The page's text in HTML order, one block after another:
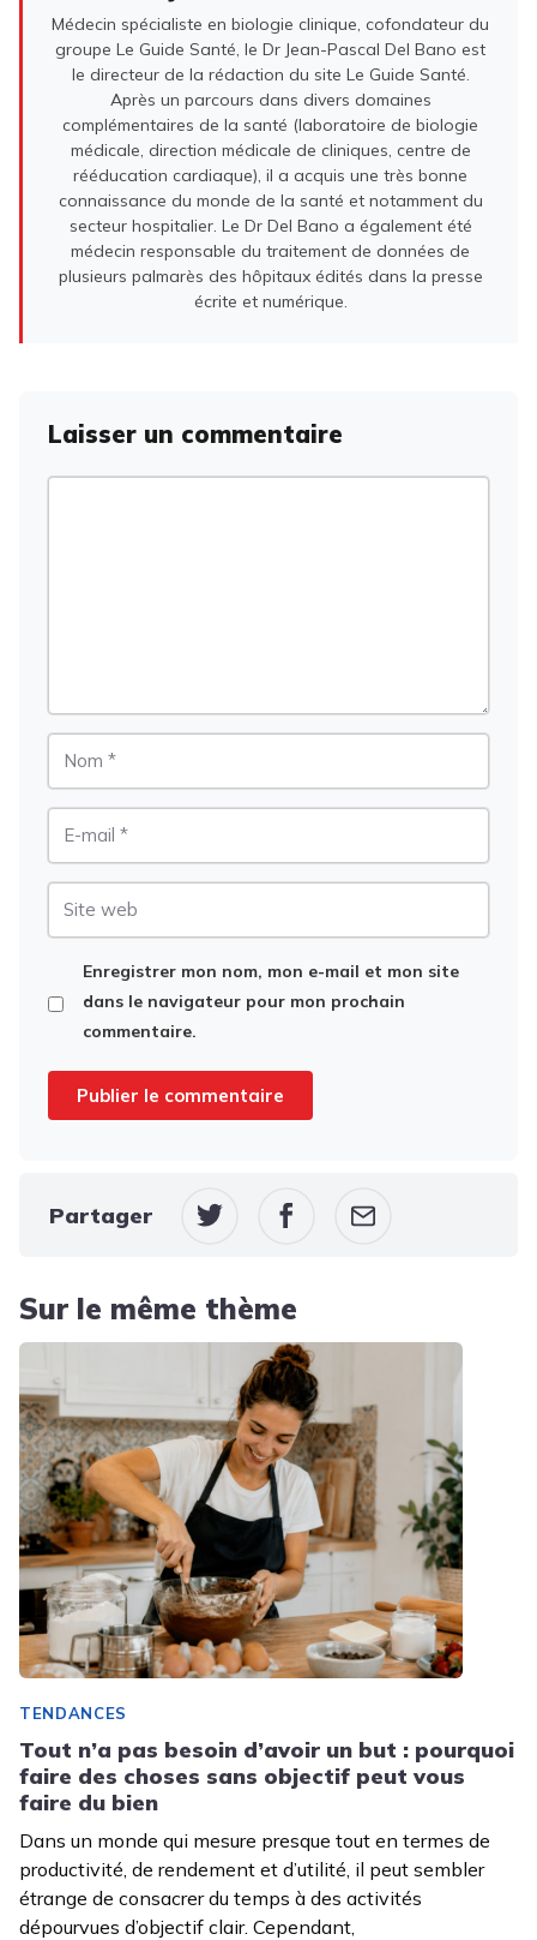
Médecin spécialiste en biologie clinique, cofondateur du
groupe Le Guide Santé, le Dr Jean-Pascal Del Bano est
le directeur de la rédaction du site Le Guide Santé.
Après un parcours dans divers domaines
complémentaires de la santé (laboratoire de biologie
médicale, direction médicale de cliniques, centre de
rééducation cardiaque), il a acquis une très bonne
connaissance du monde de la santé et notamment du
secteur hospitalier. Le Dr Del Bano a également été
médecin responsable du traitement de données de
plusieurs palmarès des hôpitaux édités dans la presse
écrite et numérique.
Laisser un commentaire
Enregistrer mon nom, mon e-mail et mon site
dans le navigateur pour mon prochain
commentaire.
Partager
Sur le même thème
TENDANCES
Tout n’a pas besoin d’avoir un but : pourquoi
faire des choses sans objectif peut vous
faire du bien
Dans un monde qui mesure presque tout en termes de
productivité, de rendement et d’utilité, il peut sembler
étrange de consacrer du temps à des activités
dépourvues d’objectif clair. Cependant,